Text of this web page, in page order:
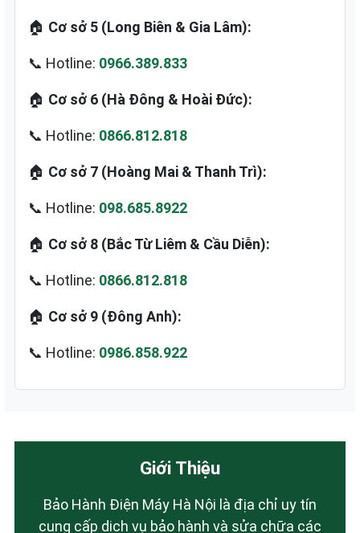
🏠 Cơ sở 5 (Long Biên & Gia Lâm):
📞 Hotline: 0966.389.833
🏠 Cơ sở 6 (Hà Đông & Hoài Đức):
📞 Hotline: 0866.812.818
🏠 Cơ sở 7 (Hoàng Mai & Thanh Trì):
📞 Hotline: 098.685.8922
🏠 Cơ sở 8 (Bắc Từ Liêm & Cầu Diễn):
📞 Hotline: 0866.812.818
🏠 Cơ sở 9 (Đông Anh):
📞 Hotline: 0986.858.922
Giới Thiệu
Bảo Hành Điện Máy Hà Nội là địa chỉ uy tín
cung cấp dịch vụ bảo hành và sửa chữa các